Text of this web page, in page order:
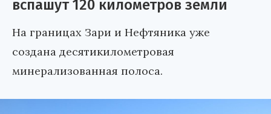
вспашут 120 километров земли
На границах Зари и Нефтяника уже
создана десятикилометровая
минерализованная полоса.